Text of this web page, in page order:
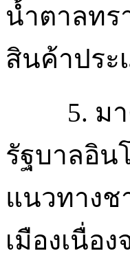
น้ำตาลทร
สินค้าประ
5. ม
รัฐบาลอิน
แนวทางช
เมืองเนื่อ